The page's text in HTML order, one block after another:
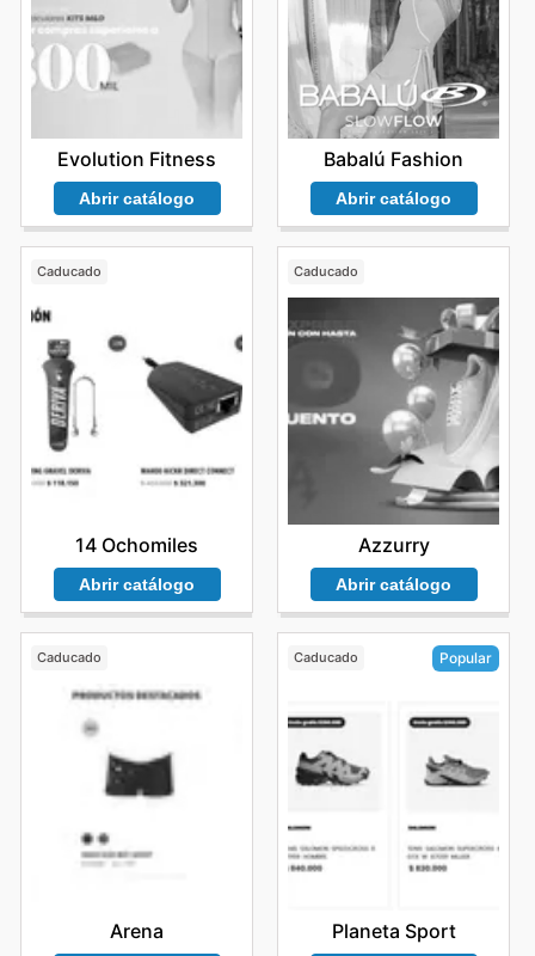
Evolution Fitness
Abrir catálogo
Babalú Fashion
Abrir catálogo
Caducado
14 Ochomiles
Abrir catálogo
Caducado
Azzurry
Abrir catálogo
Caducado
Arena
Caducado Popular
Planeta Sport